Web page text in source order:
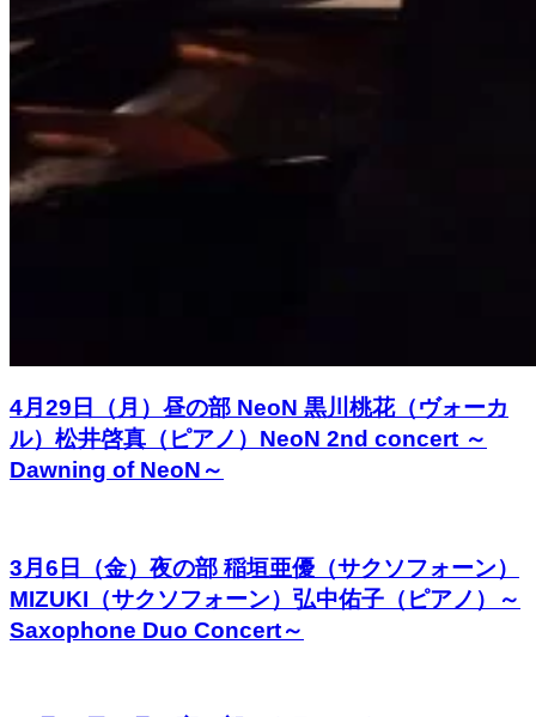
4月29日（月）昼の部 NeoN 黒川桃花（ヴォーカ
ル）松井啓真（ピアノ）NeoN 2nd concert ～
Dawning of NeoN～
3月6日（金）夜の部 稲垣亜優（サクソフォーン）
MIZUKI（サクソフォーン）弘中佑子（ピアノ）～
Saxophone Duo Concert～